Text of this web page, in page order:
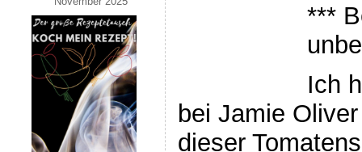
***
Ich
bei Jamie
dieser